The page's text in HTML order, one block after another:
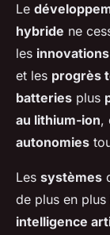
Le
hybride ne
les innovations
et les progrès
batteries plus
au lithium-ion,
autonomies
Les systèmes
de plus en plus
intelligence